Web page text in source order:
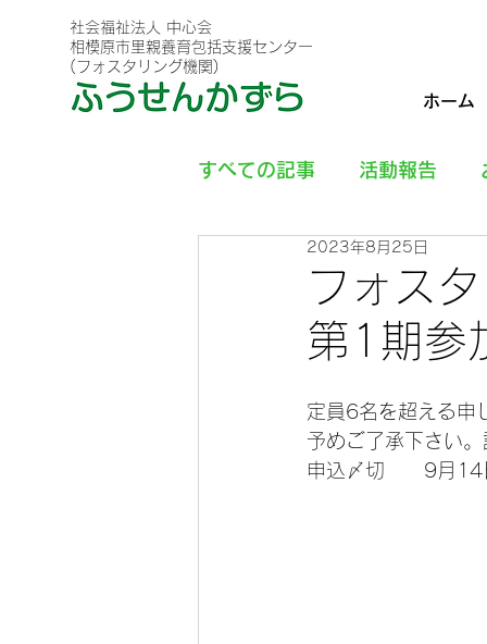
社会福祉法人 中心会
相模原市里親養育包括支援センター
(フォスタリング機関)
ホーム
すべての記事 活動報告
フォス
第1期参
2023年8月25日
定員6名を超える申
予めご了承下さい
申込〆切　　9月